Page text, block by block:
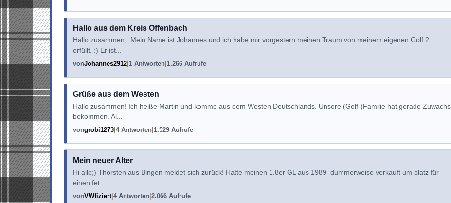
Hallo aus dem Kreis Offenbach
Hallo zusammen, Mein Name ist Johannes und ich habe mir vorgestern meinen Traum von meinem eigenen Golf 2
erfüllt. :) Er ist...
vonJohannes2912 1 Antworten 1.266 Aufrufe
Grüße aus dem Westen
Hallo zusammen! Ich heiße Martin und komme aus dem Westen Deutschlands. Unsere (Golf-)Familie hat gerade Zuwachs
bekommen. Al...
vongrobi1273 4 Antworten 1.529 Aufrufe
Mein neuer Alter
Hi alle;) Thorsten aus Bingen meldet sich zurück! Hatte meinen 1.8er GL aus 1989 dummerweise verkauft um platz für
einen fet...
vonVWfiziert 4 Antworten 2.066 Aufrufe